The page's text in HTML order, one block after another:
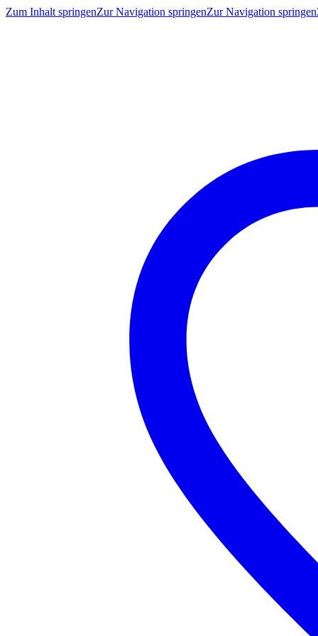
Zum Inhalt springenZur Navigation springenZur Navigation springen